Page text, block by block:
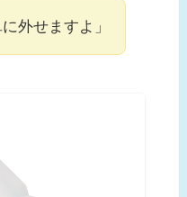
外せますよ」